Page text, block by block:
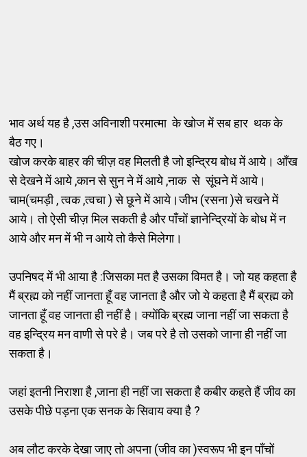
भाव अर्थ यह है ,उस अविनाशी परमात्मा के खोज में सब हार थक के
बैठ गए।
खोज करके बाहर की चीज़ वह मिलती है जो इन्द्रिय बोध में आये। आँख
से देखने में आये ,कान से सुन ने में आये ,नाक से सूंघने में आये।
चाम(चमड़ी , त्वक ,त्वचा ) से छूने में आये।जीभ (रसना )से चखने में
आये। तो ऐसी चीज़ मिल सकती है और पाँचों ज्ञानेन्द्रियों के बोध में न
आये और मन में भी न आये तो कैसे मिलेगा।
उपनिषद में भी आया है :जिसका मत है उसका विमत है। जो यह कहता है
मैं ब्रह्म को नहीं जानता हूँ वह जानता है और जो ये कहता है मैं ब्रह्म को
जानता हूँ वह जानता ही नहीं है। क्योंकि ब्रह्म जाना नहीं जा सकता है
वह इन्द्रिय मन वाणी से परे है। जब परे है तो उसको जाना ही नहीं जा
सकता है।
जहां इतनी निराशा है ,जाना ही नहीं जा सकता है कबीर कहते हैं जीव का
उसके पीछे पड़ना एक सनक के सिवाय क्या है ?
अब लौट करके देखा जाए तो अपना (जीव का )स्वरूप भी इन पाँचों